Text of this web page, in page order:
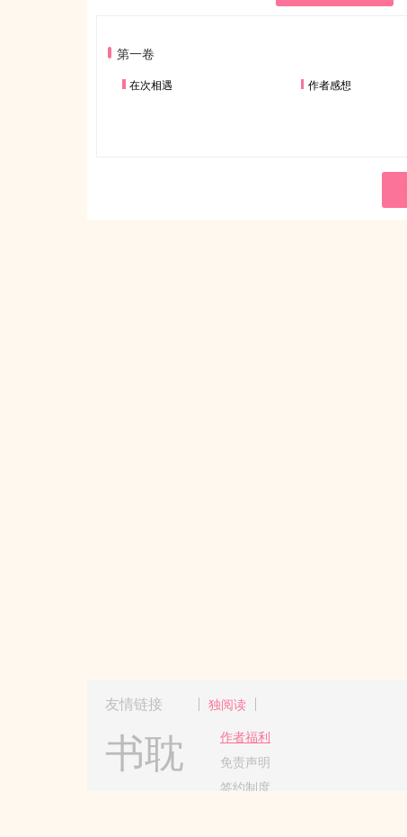
第一卷
在次相遇 作者感想
友情链接 独阅读
书耽
作者福利
免责声明
签约制度